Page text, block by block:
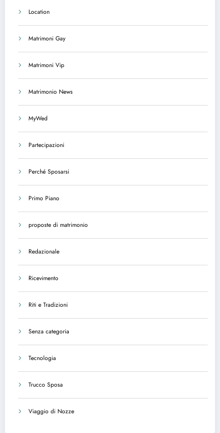
Location
Matrimoni Gay
Matrimoni Vip
Matrimonio News
MyWed
Partecipazioni
Perché Sposarsi
Primo Piano
proposte di matrimonio
Redazionale
Ricevimento
Riti e Tradizioni
Senza categoria
Tecnologia
Trucco Sposa
Viaggio di Nozze